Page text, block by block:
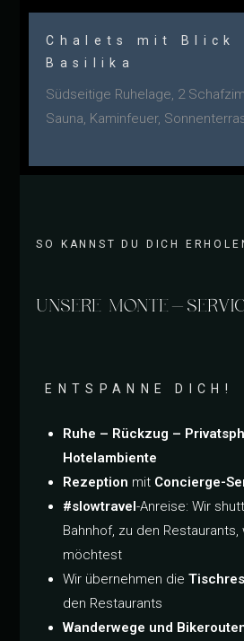
Chalets mit Blick
Basilika
Südseitige Ruhelage, 2
Sauna, Kaminfeuer,
SO KANNST DU DICH
UNSERE MONTE-
ENTSPANNE DICH!
Ruhe – Rückzug –
Hotelambiente
Rezeption mit Concierge-
#slowtravel-Anreise: Wir
Bahnhof, zu den
möchtest
Wir übernehmen die
den Restaurants
Wanderwege und